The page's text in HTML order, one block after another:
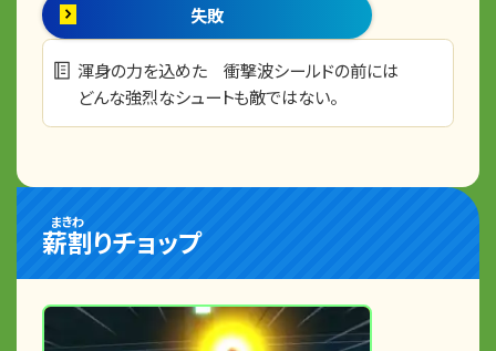
失敗
渾身の力を込めた 衝撃波シールドの前には
どんな強烈なシュートも敵ではない。
薪割
まきわ
りチョップ